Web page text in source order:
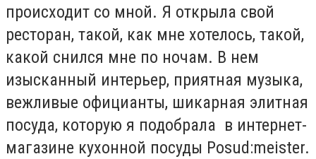
происходит со мной. Я открыла свой
ресторан, такой, как мне хотелось, такой,
какой снился мне по ночам. В нем
изысканный интерьер, приятная музыка,
вежливые официанты, шикарная элитная
посуда, которую я подобрала в интернет-
магазине кухонной посуды Posud:meister.